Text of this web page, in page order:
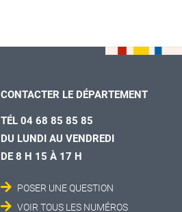
CONTACTER LE DÉPARTEMENT
TÉL 04 68 85 85 85
DU LUNDI AU VENDREDI
DE 8 H 15 À 17 H
POSER UNE QUESTION
VOIR TOUS LES NUMÉROS